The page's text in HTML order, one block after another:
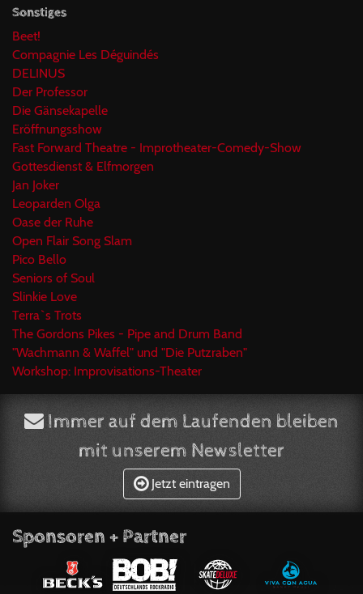
Sonstiges
Beet!
Compagnie Les Déguindés
DELINUS
Der Professor
Die Gänsekapelle
Eröffnungsshow
Fast Forward Theatre - Improtheater-Comedy-Show
Gottesdienst & Elfmorgen
Jan Joker
Leoparden Olga
Oase der Ruhe
Open Flair Song Slam
Pico Bello
Seniors of Soul
Slinkie Love
Terra`s Trots
The Gordons Pikes - Pipe and Drum Band
"Wachmann & Waffel" und "Die Putzraben"
Workshop: Improvisations-Theater
Immer auf dem Laufenden bleiben
mit unserem Newsletter
Jetzt eintragen
Sponsoren + Partner